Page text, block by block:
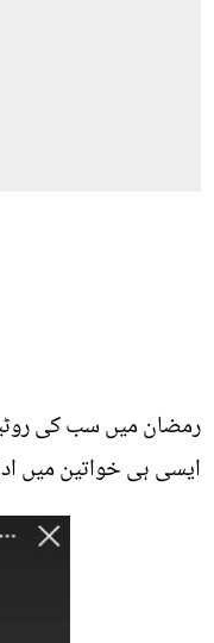
رمضان میں سب کی
ایسی ہی خواتین میں